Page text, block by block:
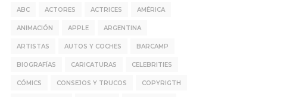
ABC ACTORES ACTRICES AMÉRICA
ANIMACIÓN APPLE ARGENTINA
ARTISTAS AUTOS Y COCHES BARCAMP
BIOGRAFÍAS CARICATURAS CELEBRITIES
CÓMICS CONSEJOS Y TRUCOS COPYRIGTH